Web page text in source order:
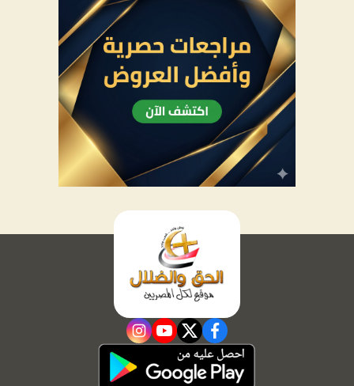
facebook
twitter
youtube
instagram